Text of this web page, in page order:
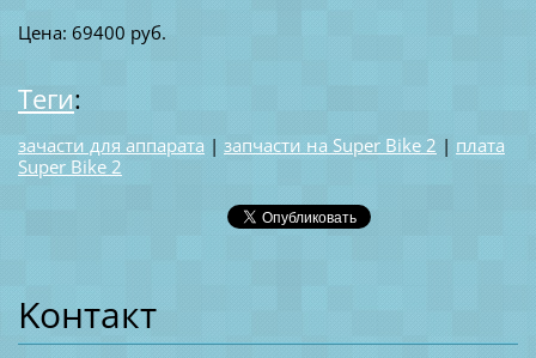
Цена: 69400 руб.
Теги:
зачасти для аппарата | запчасти на Super Bike 2 | плата
Super Bike 2
Koнтакт